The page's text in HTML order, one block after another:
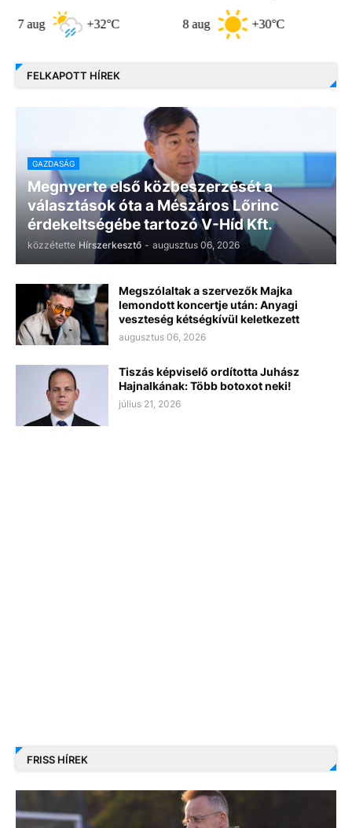
+32°C +30°C
FELKAPOTT HÍREK
GAZDASÁG
Megnyerte első közbeszerzését a
választások óta a Mészáros Lőrinc
érdekeltségébe tartozó V-Híd Kft.
közzétette Hírszerkesztő - augusztus 06, 2026
Megszólaltak a szervezők Majka
lemondott koncertje után: Anyagi
veszteség kétségkívül keletkezett
augusztus 06, 2026
Tiszás képviselő ordította Juhász
Hajnalkának: Több botoxot neki!
július 21, 2026
FRISS HÍREK